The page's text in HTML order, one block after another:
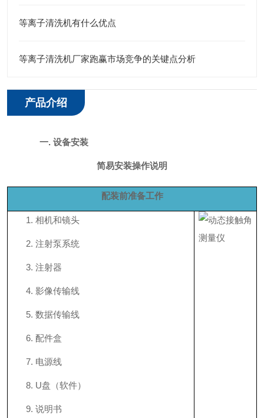
等离子清洗机有什么优点
等离子清洗机厂家跑赢市场竞争的关键点分析
产品介绍
一. 设备安装
简易安装操作说明
配装前准备工作
1. 相机和镜头
2. 注射泵系统
3. 注射器
4. 影像传输线
5. 数据传输线
6. 配件盒
7. 电源线
8. U盘（软件）
9. 说明书